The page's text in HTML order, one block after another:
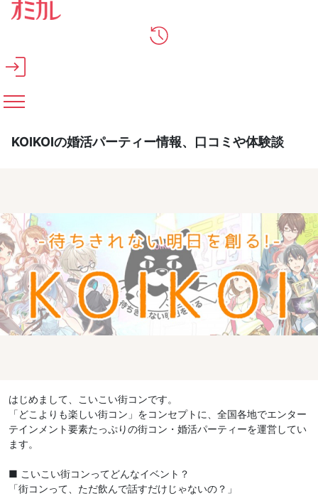
メインコンテンツへスキップ
KOIKOIの婚活パーティー情報、口コミや体験談
はじめまして、こいこい街コンです。
「どこよりも楽しい街コン」をコンセプトに、全国各地でエンター
テインメント要素たっぷりの街コン・婚活パーティーを運営してい
ます。
■ こいこい街コンってどんなイベント？
「街コンって、ただ飲んで話すだけじゃないの？」